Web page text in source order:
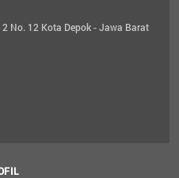
No. 12 Kota Depok - Jawa Barat